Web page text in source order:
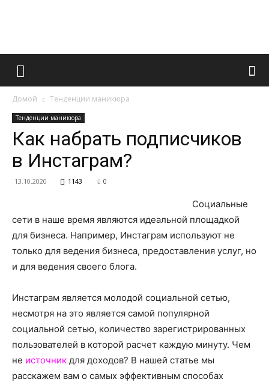
Французский
все
о
Домой Тенденции маникюра
Тенденции маникюра
Как набрать подписчиков
в Инстаграм?
13.10.2020 1143 0
Социальные
сети в наше время являются идеальной площадкой
для бизнеса. Например, Инстаграм используют не
только для ведения бизнеса, предоставления услуг, но
и для ведения своего блога.
Инстаграм является молодой социальной сетью,
несмотря на это является самой популярной
социальной сетью, количество зарегистрированных
пользователей в которой расчет каждую минуту. Чем
не источник для доходов? В нашей статье мы
расскажем вам о самых эффективным способах